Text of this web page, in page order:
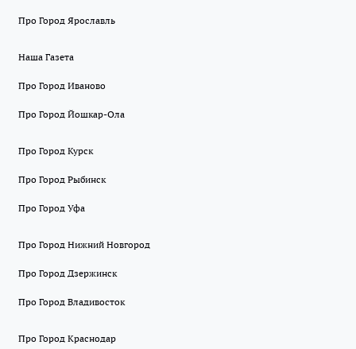
Про Город Ярославль
Наша Газета
Про Город Иваново
Про Город Йошкар-Ола
Про Город Курск
Про Город Рыбинск
Про Город Уфа
Про Город Нижний Новгород
Про Город Дзержинск
Про Город Владивосток
Про Город Краснодар